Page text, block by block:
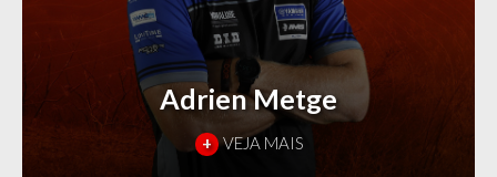
Adrien Metge
+ VEJA MAIS